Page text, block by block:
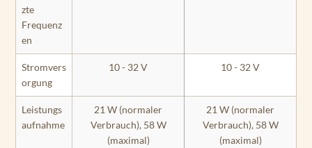
zte
Frequenz
en
Stromvers
orgung
10 - 32 V 10 - 32 V
Leistungs
aufnahme
21 W (normaler
Verbrauch), 58 W
(maximal)
21 W (normaler
Verbrauch), 58 W
(maximal)